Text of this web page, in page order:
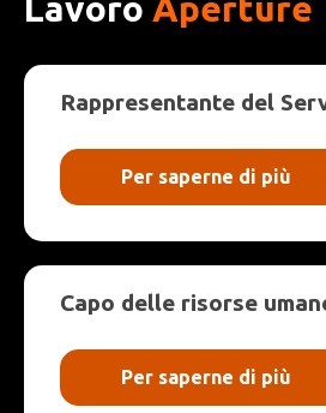
Lavoro Aperture
Rappresentante del
Per saperne di più
Capo delle risorse
Per saperne di più